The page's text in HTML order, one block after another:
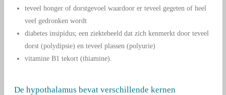
teveel honger of dorstgevoel waardoor er teveel gegeten of heel
veel gedronken wordt
diabetes insipidus; een ziektebeeld dat zich kenmerkt door teveel
dorst (polydipsie) en teveel plassen (polyurie)
vitamine B1 tekort (thiamine).
De hypothalamus bevat verschillende kernen